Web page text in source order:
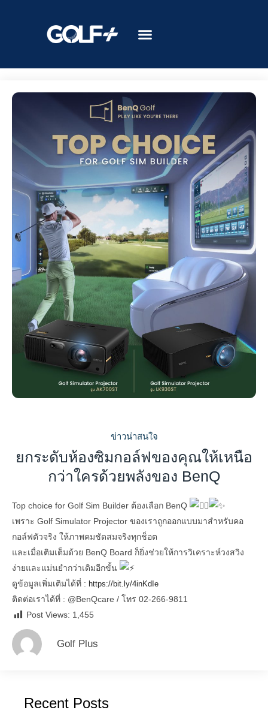
ข่าวน่าสนใจ
ยกระดับห้องซิมกอล์ฟของคุณให้เหนือ
กว่าใครด้วยพลังของ BenQ
Top choice for Golf Sim Builder ต้องเลือก BenQ
เพราะ Golf Simulator Projector ของเราถูกออกแบบมาสำหรับคอ
กอล์ฟตัวจริง ให้ภาพคมชัดสมจริงทุกช็อต
และเมื่อเติมเต็มด้วย BenQ Board ก็ยิ่งช่วยให้การวิเคราะห์วงสวิง
ง่ายและแม่นยำกว่าเดิมอีกขั้น
ดูข้อมูลเพิ่มเติมได้ที่ : https://bit.ly/4inKdIe
ติดต่อเราได้ที่ : @BenQcare / โทร 02-266-9811
Post Views: 1,455
Golf Plus
Recent Posts